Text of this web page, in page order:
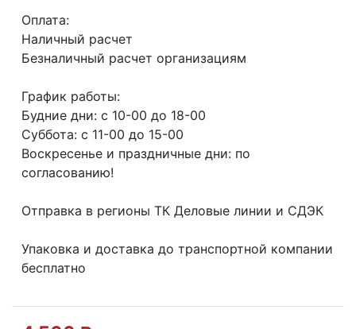
Оплата:
Наличный расчет
Безналичный расчет организациям
График работы:
Будние дни: с 10-00 до 18-00
Суббота: с 11-00 до 15-00
Воскресенье и праздничные дни: по
согласованию!
Отправка в регионы ТК Деловые линии и СДЭК
Упаковка и доставка до транспортной компании
бесплатно